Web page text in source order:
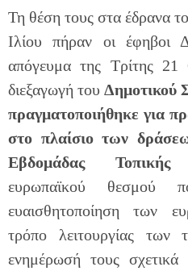
Τη θέση τους στα έδρανα
Ιλίου πήραν οι έφηβοι
απόγευμα της Τρίτης
διεξαγωγή του Δημοτικού
πραγματοποιήθηκε για
στο πλαίσιο των
Εβδομάδας Τοπικής
ευρωπαϊκού θεσμού
ευαισθητοποίηση των
τρόπο λειτουργίας των
ενημέρωσή τους σχετικά